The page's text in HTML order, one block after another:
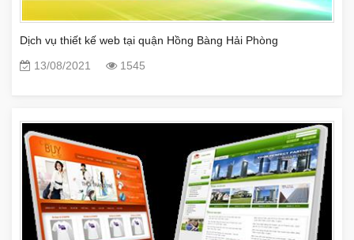
Dịch vụ thiết kế web tại quận Hồng Bàng Hải Phòng
13/08/2021
1545